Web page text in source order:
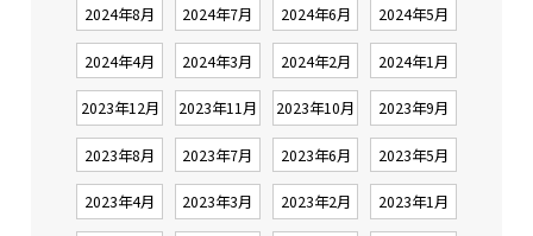
2024年8月 2024年7月 2024年6月 2024年5月
2024年4月 2024年3月 2024年2月 2024年1月
2023年12月 2023年11月 2023年10月 2023年9月
2023年8月 2023年7月 2023年6月 2023年5月
2023年4月 2023年3月 2023年2月 2023年1月